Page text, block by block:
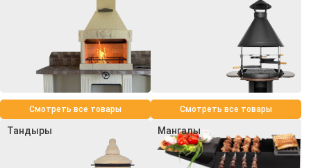
Смотреть все товары Смотреть все товары
Тандыры Мангалы